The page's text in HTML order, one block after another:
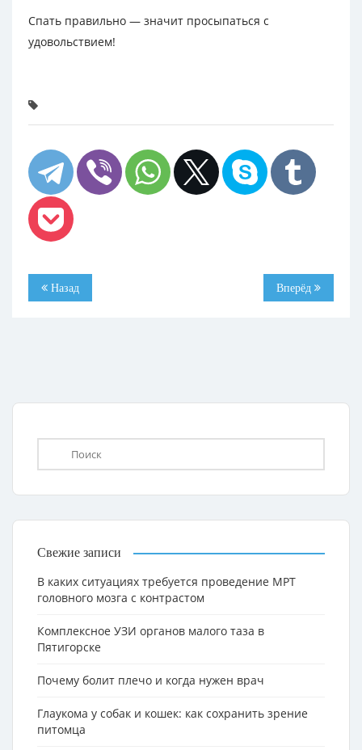
Спать правильно — значит просыпаться с
удовольствием!
Назад Вперёд
Свежие записи
В каких ситуациях требуется проведение МРТ
головного мозга с контрастом
Комплексное УЗИ органов малого таза в
Пятигорске
Почему болит плечо и когда нужен врач
Глаукома у собак и кошек: как сохранить зрение
питомца